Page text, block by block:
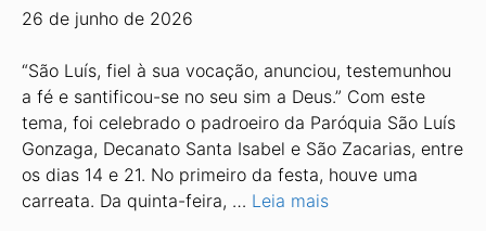
26 de junho de 2026
“São Luís, fiel à sua vocação, anun­ciou, testemunhou
a fé e santificou-se no seu sim a Deus.” Com este
tema, foi celebrado o padroeiro da Paróquia São Luís
Gonzaga, Decanato Santa Isabel e São Zacarias, entre
os dias 14 e 21. No primeiro da festa, houve uma
carreata. Da quinta-feira, … Leia mais